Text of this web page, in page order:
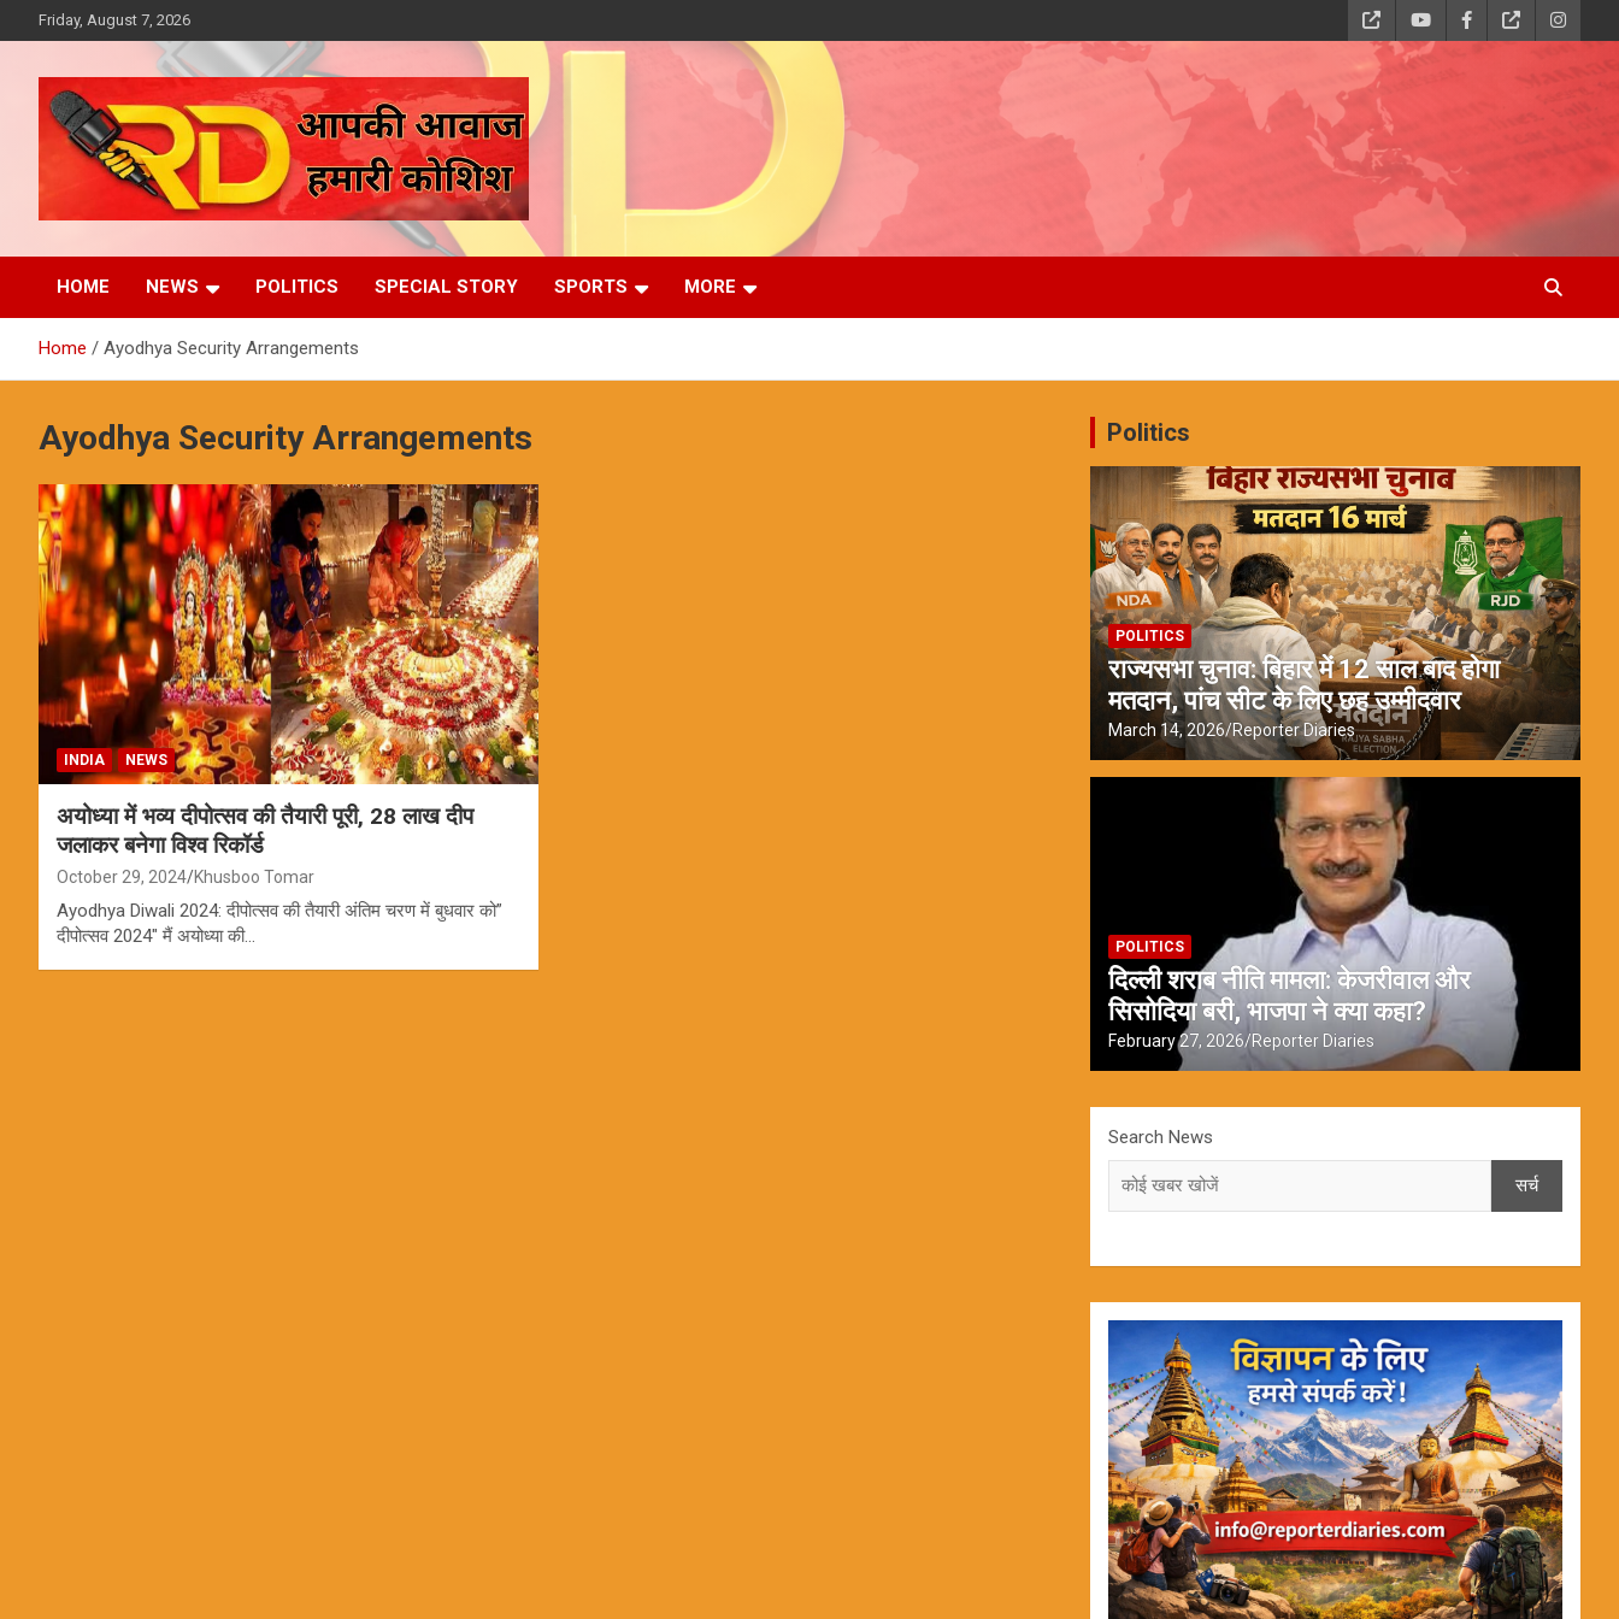
to
Friday, August 7, 2026
Reporter Diaries
HOME NEWS POLITICS SPECIAL STORY SPORTS MORE
Home Ayodhya Security Arrangements
Ayodhya Security Arrangements
INDIA NEWS
अयोध्या में भव्य दीपोत्सव की तैयारी पूरी, 28 लाख दीप
जलाकर बनेगा विश्व रिकॉर्ड
October 29, 2024 Khusboo Tomar
Ayodhya Diwali 2024: दीपोत्सव की तैयारी अंतिम चरण में बुधवार को”
दीपोत्सव 2024″ मैं अयोध्या की…
Politics
POLITICS
राज्यसभा चुनाव: बिहार में 12 साल बाद होगा
मतदान, पांच सीट के लिए छह उम्मीदवार
March 14, 2026 Reporter Diaries
POLITICS
दिल्ली शराब नीति मामला: केजरीवाल और
सिसोदिया बरी, भाजपा ने क्या कहा?
February 27, 2026 Reporter Diaries
Search News
सर्च